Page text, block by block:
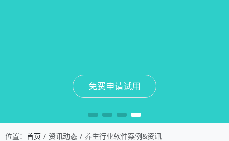
免费申请试用
免费申请试用
免费申请试用
免费申请试用
位置： 首页 资讯动态 养生行业软件案例&资讯